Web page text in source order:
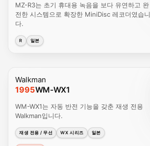
MZ-R3는 초기 휴대용 녹음을 보다 유연하고 완
전한 시스템으로 확장한 MiniDisc 레코더였습니
다.
R 일본
Walkman
1995WM-WX1
WM-WX1는 자동 반전 기능을 갖춘 재생 전용
Walkman입니다.
재생 전용 / 무선 WX 시리즈 일본